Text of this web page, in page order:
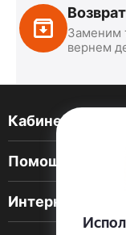
Заменим
вернем
Кабинет
Помощь
Интернет-